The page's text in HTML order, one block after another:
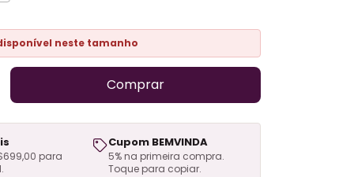
neste tamanho
para
Cupom BEMVINDA
5% na primeira compra.
Toque para copiar.